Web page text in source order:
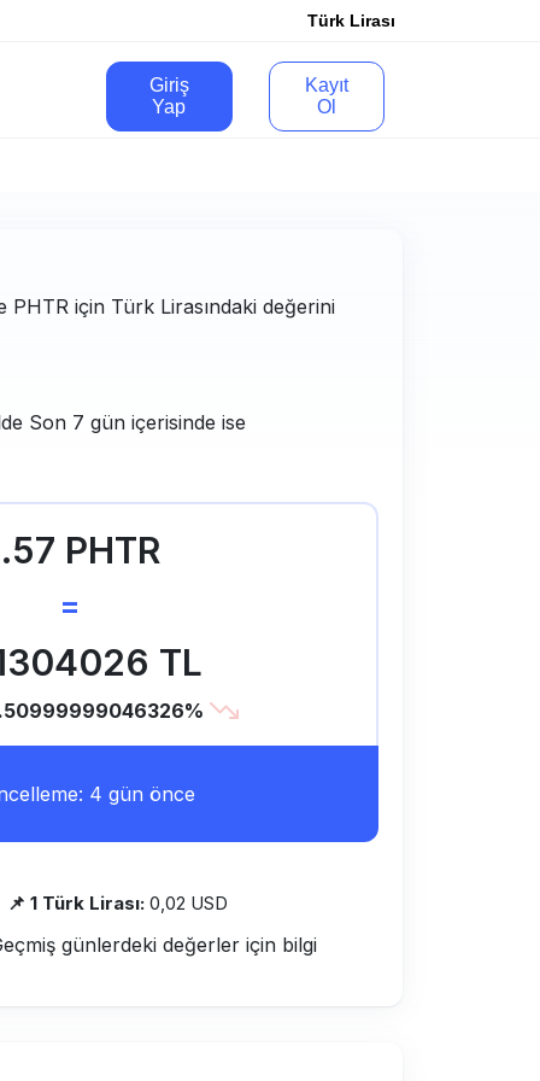
Türk Lirası
Giriş
Yap
Kayıt
Ol
için Türk Lirasındaki değerini
Son 7 gün içerisinde ise
PHTR
=
TL
4 gün önce
📌 1 Türk Lirası: 0,02 USD
günlerdeki değerler için bilgi